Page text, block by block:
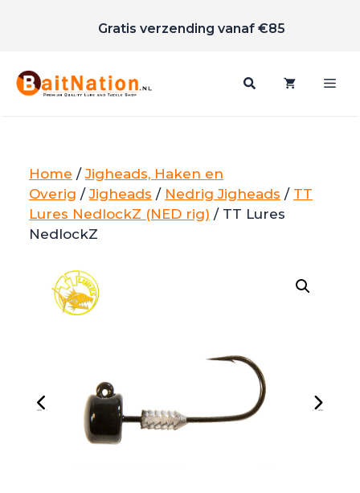
inhoud
Gratis verzending vanaf €85
Home /Jigheads, Haken en
Overig /Jigheads / Nedrig Jigheads / TT
Lures NedlockZ (NED rig) / TT Lures
NedlockZ